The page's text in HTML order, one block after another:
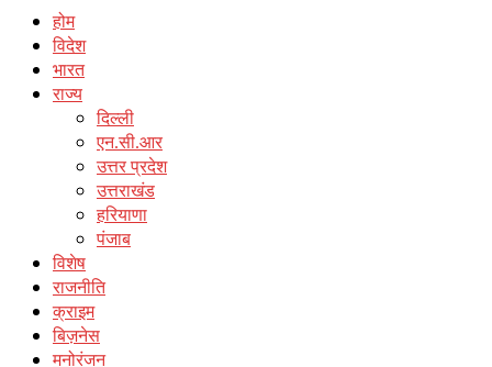
होम
विदेश
भारत
राज्य
दिल्ली
एन.सी.आर
उत्तर प्रदेश
उत्तराखंड
हरियाणा
पंजाब
विशेष
राजनीति
क्राइम
बिज़नेस
मनोरंजन